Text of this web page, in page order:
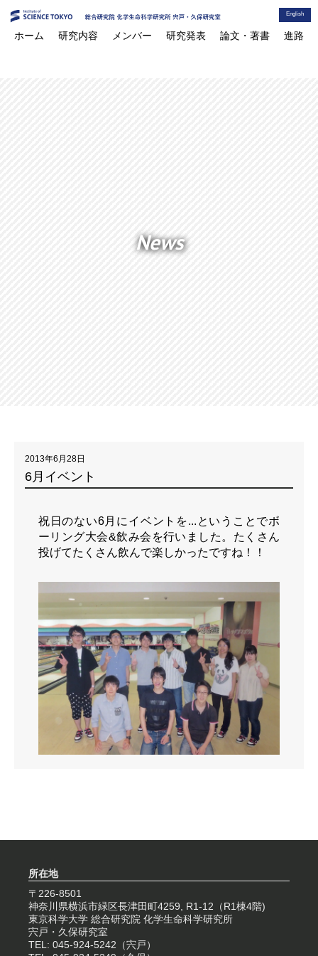
English
ホーム 研究内容 メンバー 研究発表 論文・著書 進路
News
2013年6月28日
6月イベント
祝日のない6月にイベントを...ということでボ
ーリング大会&飲み会を行いました。たくさん
投げてたくさん飲んで楽しかったですね！！
所在地
〒226-8501
神奈川県横浜市緑区長津田町4259, R1-12（R1棟4階)
東京科学大学 総合研究院 化学生命科学研究所
宍戸・久保研究室
TEL: 045-924-5242（宍戸）